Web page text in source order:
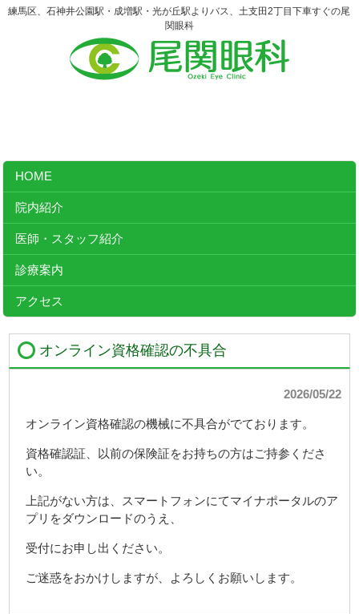
練馬区、石神井公園駅・成増駅・光が丘駅よりバス、土支田2丁目下車すぐの尾
関眼科
HOME
院内紹介
医師・スタッフ紹介
診療案内
アクセス
オンライン資格確認の不具合
2026/05/22
オンライン資格確認の機械に不具合がでております。
資格確認証、以前の保険証をお持ちの方はご持参くださ
い。
上記がない方は、スマートフォンにてマイナポータルのア
プリをダウンロードのうえ、
受付にお申し出ください。
ご迷惑をおかけしますが、よろしくお願いします。